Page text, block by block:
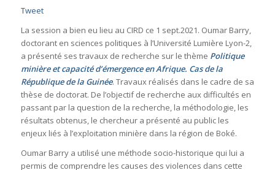
Tweet
La session a bien eu lieu au CIRD ce 1 sept.2021. Oumar Barry,
doctorant en sciences politiques à l’Université Lumière Lyon-2,
a présenté ses travaux de recherche sur le thème Politique
minière et capacité d’émergence en Afrique. Cas de la
République de la Guinée. Travaux réalisés dans le cadre de sa
thèse de doctorat. De l’objectif de recherche aux difficultés en
passant par la question de la recherche, la méthodologie, les
résultats obtenus, le chercheur a présenté au public les
enjeux liés à l’exploitation minière dans la région de Boké.
Oumar Barry a utilisé une méthode socio-historique qui lui a
permis de comprendre les causes des violences dans cette